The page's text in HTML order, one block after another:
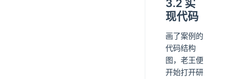
3.2 实
现代码
画了案例的
代码结构
图，老王便
开始打开研